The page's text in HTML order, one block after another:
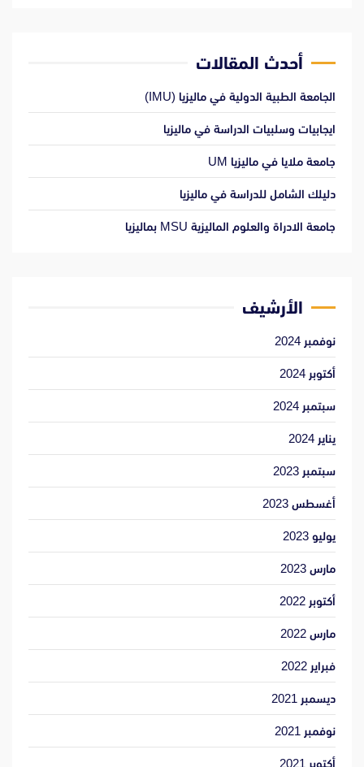
أحدث المقالات
الجامعة الطبية الدولية في ماليزيا (IMU)
ايجابيات وسلبيات الدراسة في ماليزيا
جامعة ملايا في ماليزيا UM
دليلك الشامل للدراسة في ماليزيا
جامعة الادراة والعلوم الماليزية MSU بماليزيا
الأرشيف
نوفمبر 2024
أكتوبر 2024
سبتمبر 2024
يناير 2024
سبتمبر 2023
أغسطس 2023
يوليو 2023
مارس 2023
أكتوبر 2022
مارس 2022
فبراير 2022
ديسمبر 2021
نوفمبر 2021
أكتوبر 2021